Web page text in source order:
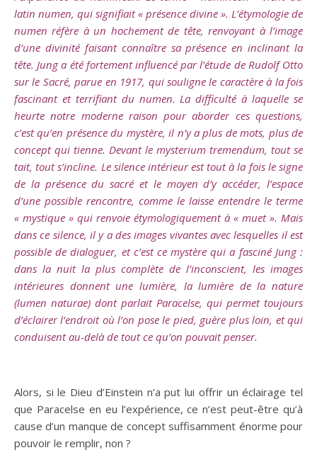
latin numen, qui signifiait « présence divine ». L’étymologie de
numen réfère à un hochement de tête, renvoyant à l’image
d’une divinité faisant connaître sa présence en inclinant la
tête. Jung a été fortement influencé par l’étude de Rudolf Otto
sur le Sacré, parue en 1917, qui souligne le caractère à la fois
fascinant et terrifiant du numen. La difficulté à laquelle se
heurte notre moderne raison pour aborder ces questions,
c’est qu’en présence du mystère, il n’y a plus de mots, plus de
concept qui tienne. Devant le mysterium tremendum, tout se
tait, tout s’incline. Le silence intérieur est tout à la fois le signe
de la présence du sacré et le moyen d’y accéder, l’espace
d’une possible rencontre, comme le laisse entendre le terme
« mystique » qui renvoie étymologiquement à « muet ». Mais
dans ce silence, il y a des images vivantes avec lesquelles il est
possible de dialoguer, et c’est ce mystère qui a fasciné Jung :
dans la nuit la plus complète de l’inconscient, les images
intérieures donnent une lumière, la lumière de la nature
(lumen naturae) dont parlait Paracelse, qui permet toujours
d’éclairer l’endroit où l’on pose le pied, guère plus loin, et qui
conduisent au-delà de tout ce qu’on pouvait penser.
Alors, si le Dieu d’Einstein n’a put lui offrir un éclairage tel
que Paracelse en eu l’expérience, ce n’est peut-être qu’à
cause d’un manque de concept suffisamment énorme pour
pouvoir le remplir, non ?